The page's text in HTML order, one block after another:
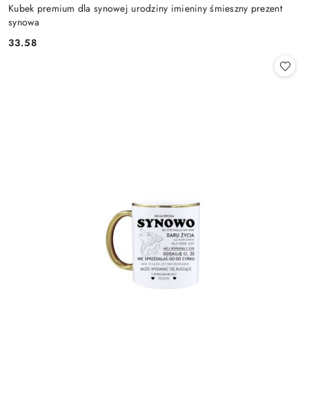
Kubek premium dla synowej urodziny imieniny śmieszny prezent
synowa
Cena:
33.58